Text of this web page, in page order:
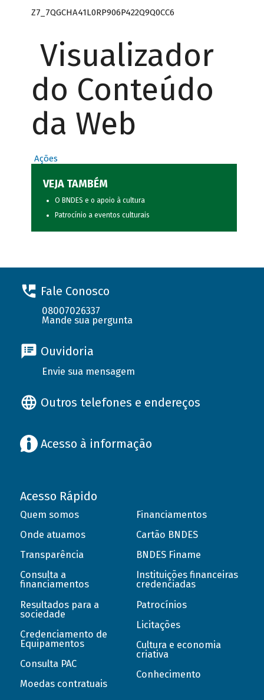
Z7_7QGCHA41L0RP906P422Q9Q0CC6
Visualizador
do Conteúdo
da Web
Ações
VEJA TAMBÉM
O BNDES e o apoio à cultura
Patrocínio a eventos culturais
Fale Conosco
08007026337
Mande sua pergunta
Ouvidoria
Envie sua mensagem
Outros telefones e endereços
Acesso à informação
Acesso Rápido
Quem somos
Onde atuamos
Transparência
Consulta a
financiamentos
Resultados para a
sociedade
Credenciamento de
Equipamentos
Consulta PAC
Moedas contratuais
Financiamentos
Cartão BNDES
BNDES Finame
Instituições financeiras
credenciadas
Patrocínios
Licitações
Cultura e economia
criativa
Conhecimento